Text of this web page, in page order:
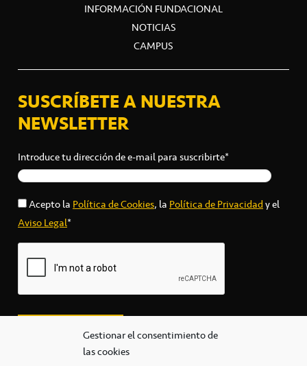
Gestionar el consentimiento de
las cookies
INFORMACIÓN FUNDACIONAL
NOTICIAS
CAMPUS
SUSCRÍBETE A NUESTRA
NEWSLETTER
Introduce tu dirección de e-mail para suscribirte*
Acepto laPolítica de Cookies, laPolítica de Privacidady el
Aviso Legal*